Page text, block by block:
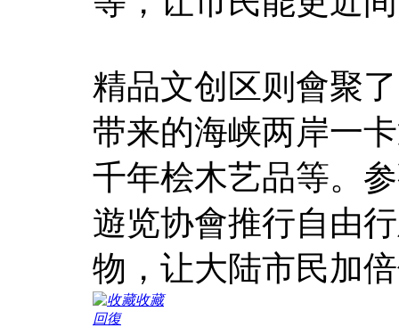
精品文创区则會聚
带来的海峡两岸一
千年桧木艺品等。
遊览协會推行自由
物，让大陆市民加
收藏
回復